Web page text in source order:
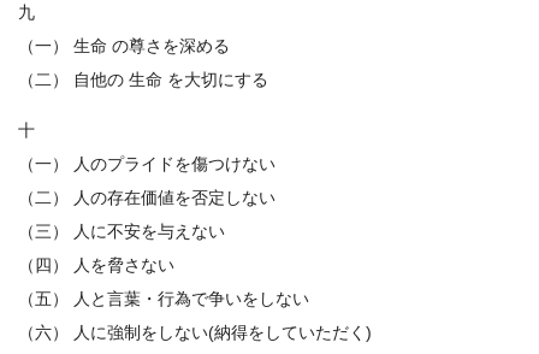
九
（一） 生命 の尊さを深める
（二） 自他の 生命 を大切にする
十
（一） 人のプライドを傷つけない
（二） 人の存在価値を否定しない
（三） 人に不安を与えない
（四） 人を脅さない
（五） 人と言葉・行為で争いをしない
（六） 人に強制をしない(納得をしていただく)